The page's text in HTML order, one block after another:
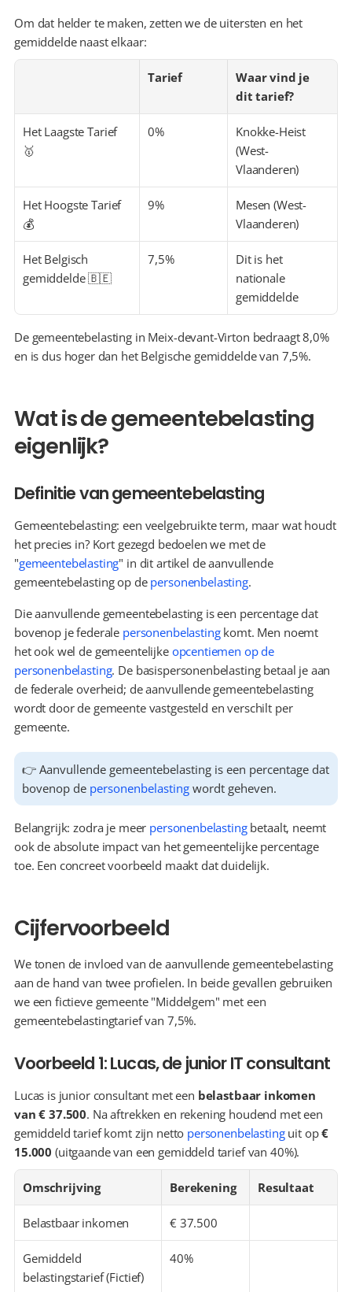
Om dat helder te maken, zetten we de uitersten en het
gemiddelde naast elkaar:
Tarief
Waar vind je
dit tarief?
Het Laagste Tarief
🥇
0%
Knokke-Heist
(West-
Vlaanderen)
Het Hoogste Tarief
💰
9%
Mesen (West-
Vlaanderen)
Het Belgisch
gemiddelde 🇧🇪
7,5%
Dit is het
nationale
gemiddelde
De gemeentebelasting in Meix-devant-Virton bedraagt 8,0%
en is dus hoger dan het Belgische gemiddelde van 7,5%.
Wat is de gemeentebelasting
eigenlijk?
Definitie van gemeentebelasting
Gemeentebelasting: een veelgebruikte term, maar wat houdt
het precies in? Kort gezegd bedoelen we met de
"gemeentebelasting" in dit artikel de aanvullende
gemeentebelasting op de personenbelasting.
Die aanvullende gemeentebelasting is een percentage dat
bovenop je federale personenbelasting komt. Men noemt
het ook wel de gemeentelijke opcentiemen op de
personenbelasting. De basispersonenbelasting betaal je aan
de federale overheid; de aanvullende gemeentebelasting
wordt door de gemeente vastgesteld en verschilt per
gemeente.
👉 Aanvullende gemeentebelasting is een percentage dat
bovenop de personenbelasting wordt geheven.
Belangrijk: zodra je meer personenbelasting betaalt, neemt
ook de absolute impact van het gemeentelijke percentage
toe. Een concreet voorbeeld maakt dat duidelijk.
Cijfervoorbeeld
We tonen de invloed van de aanvullende gemeentebelasting
aan de hand van twee profielen. In beide gevallen gebruiken
we een fictieve gemeente "Middelgem" met een
gemeentebelastingtarief van 7,5%.
Voorbeeld 1: Lucas, de junior IT consultant
Lucas is junior consultant met een belastbaar inkomen
van € 37.500. Na aftrekken en rekening houdend met een
gemiddeld tarief komt zijn netto personenbelasting uit op €
15.000 (uitgaande van een gemiddeld tarief van 40%).
Omschrijving Berekening Resultaat
Belastbaar inkomen € 37.500
Gemiddeld
belastingstarief (Fictief)
40%